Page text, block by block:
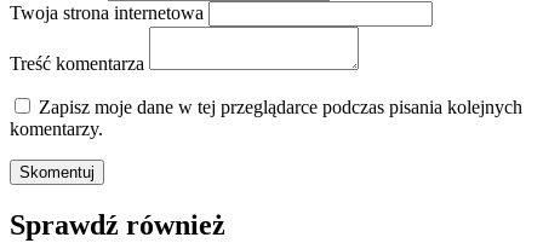
Twoja strona internetowa
Treść komentarza
Zapisz moje dane w tej przeglądarce podczas pisania kolejnych
komentarzy.
Sprawdź również